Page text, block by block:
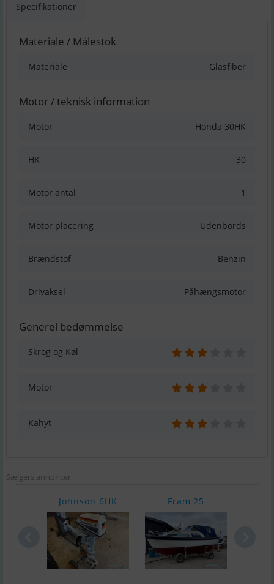
Specifikationer
Materiale / Målestok
Materiale Glasfiber
Motor / teknisk information
Motor Honda 30HK
HK 30
Motor antal 1
Motor placering Udenbords
Brændstof Benzin
Drivaksel Påhængsmotor
Generel bedømmelse
Skrog og Køl
Motor
Kahyt
Sælgers annoncer
Johnson 6HK Fram 25